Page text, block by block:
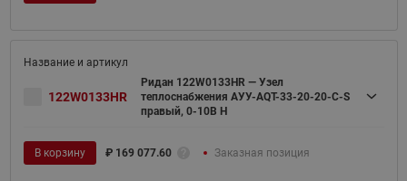
122W0133HR
Ридан 122W0133HR — Узел
теплоснабжения АУУ-AQT-33-20-20-C-S
правый, 0-10В H
В корзину ₽ 169 077.60 Заказная позиция